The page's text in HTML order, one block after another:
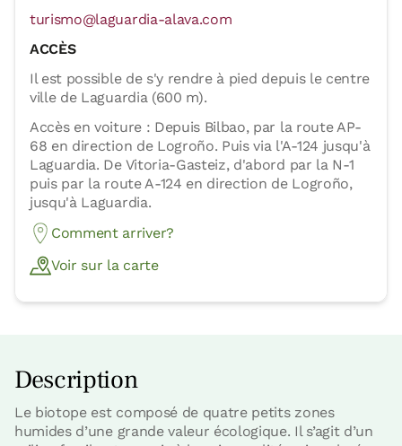
turismo@laguardia-alava.com
ACCÈS
Il est possible de s'y rendre à pied depuis le centre
ville de Laguardia (600 m).
Accès en voiture : Depuis Bilbao, par la route AP-
68 en direction de Logroño. Puis via l'A-124 jusqu'à
Laguardia. De Vitoria-Gasteiz, d'abord par la N-1
puis par la route A-124 en direction de Logroño,
jusqu'à Laguardia.
Comment arriver?
Voir sur la carte
Description
Le biotope est composé de quatre petits zones
humides d’une grande valeur écologique. Il s’agit d’un